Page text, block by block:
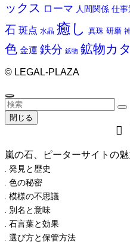
ックス ローマ 人間関係 仕事
石 斑点 水晶 癒し 真珠 研磨
色 金運 鉄分 鉱物 鉱物カ
© LEGAL-PLAZA
閉じる
嵐の石、ピーターサイトの魅
発見と歴史
色の秘密
模様の不思議
別名と意味
石言葉と効果
選び方と保管方法